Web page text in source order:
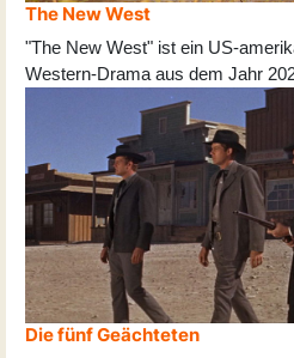
The New West
"The New West" ist ein US-
Western-Drama aus dem Jahr
Die fünf Geächteten